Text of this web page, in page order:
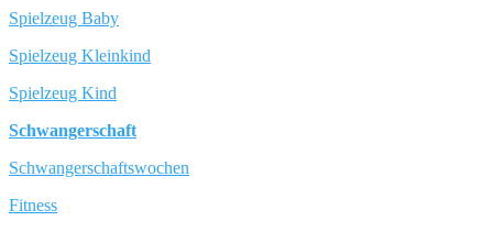
Spielzeug Baby
Spielzeug Kleinkind
Spielzeug Kind
Schwangerschaft
Schwangerschaftswochen
Fitness